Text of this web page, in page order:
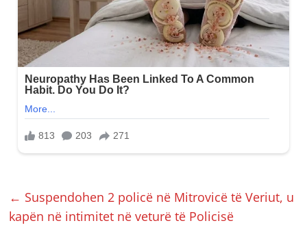
← Suspendohen 2 policë në Mitrovicë të Veriut, u
kapën në intimitet në veturë të Policisë